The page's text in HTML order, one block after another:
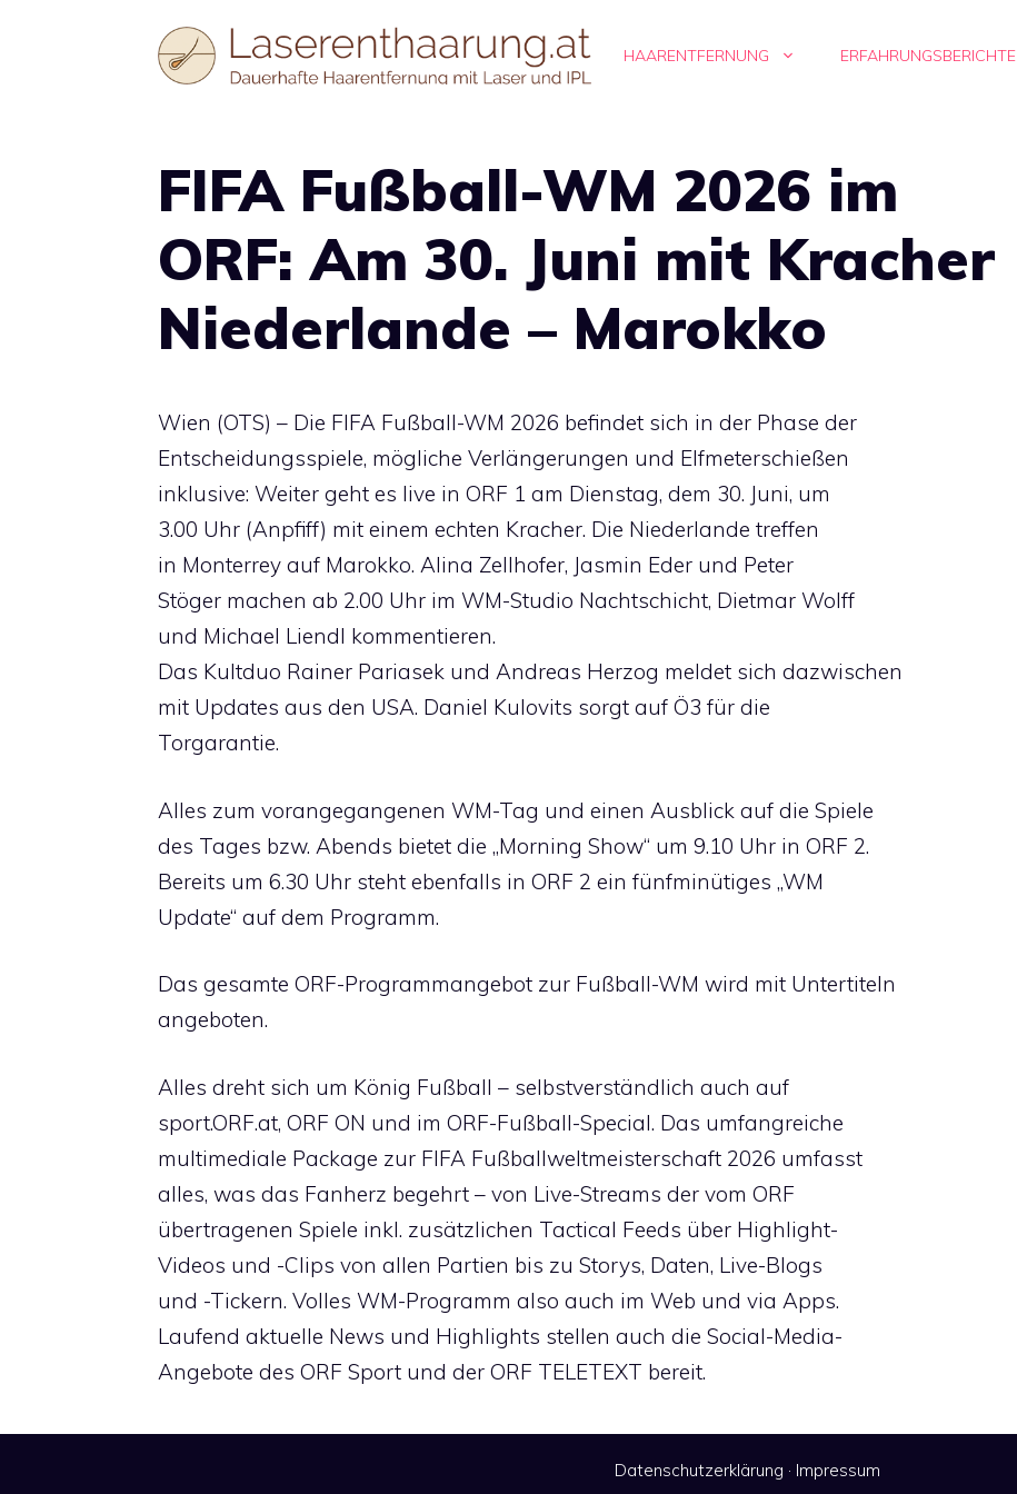
HAARENTFERNUNG ERFAHRUNGSBERICHTE
FIFA Fußball-WM 2026 im
ORF: Am 30. Juni mit Kracher
Niederlande – Marokko
Wien (OTS) – Die FIFA Fußball-WM 2026 befindet sich in der Phase der
Entscheidungsspiele, mögliche Verlängerungen und Elfmeterschießen
inklusive: Weiter geht es live in ORF 1 am Dienstag, dem 30. Juni, um
3.00 Uhr (Anpfiff) mit einem echten Kracher. Die Niederlande treffen
in Monterrey auf Marokko. Alina Zellhofer, Jasmin Eder und Peter
Stöger machen ab 2.00 Uhr im WM-Studio Nachtschicht, Dietmar Wolff
und Michael Liendl kommentieren.
Das Kultduo Rainer Pariasek und Andreas Herzog meldet sich dazwischen
mit Updates aus den USA. Daniel Kulovits sorgt auf Ö3 für die
Torgarantie.
Alles zum vorangegangenen WM-Tag und einen Ausblick auf die Spiele
des Tages bzw. Abends bietet die „Morning Show“ um 9.10 Uhr in ORF 2.
Bereits um 6.30 Uhr steht ebenfalls in ORF 2 ein fünfminütiges „WM
Update“ auf dem Programm.
Das gesamte ORF-Programmangebot zur Fußball-WM wird mit Untertiteln
angeboten.
Alles dreht sich um König Fußball – selbstverständlich auch auf
sport.ORF.at, ORF ON und im ORF-Fußball-Special. Das umfangreiche
multimediale Package zur FIFA Fußballweltmeisterschaft 2026 umfasst
alles, was das Fanherz begehrt – von Live-Streams der vom ORF
übertragenen Spiele inkl. zusätzlichen Tactical Feeds über Highlight-
Videos und -Clips von allen Partien bis zu Storys, Daten, Live-Blogs
und -Tickern. Volles WM-Programm also auch im Web und via Apps.
Laufend aktuelle News und Highlights stellen auch die Social-Media-
Angebote des ORF Sport und der ORF TELETEXT bereit.
Datenschutzerklärung · Impressum